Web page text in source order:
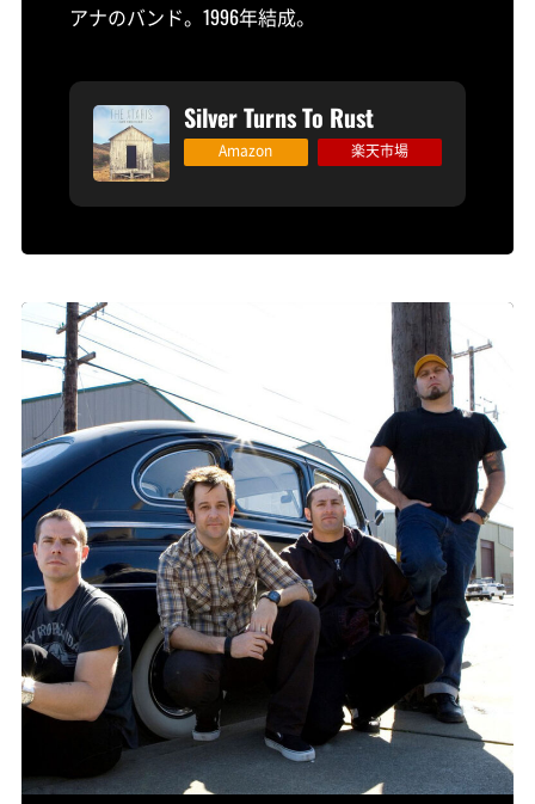
アナのバンド。1996年結成。
Silver Turns To Rust
Amazon 楽天市場